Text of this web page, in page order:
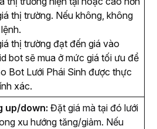
thị trường. Nếu không, không
thị trường đạt đến giá vào
bot sẽ mua ở mức giá tối ưu để
Bot Lưới Phái Sinh được thực
xác.
up/down: Đặt giá mà tại đó lưới
xu hướng tăng/giảm. Nếu